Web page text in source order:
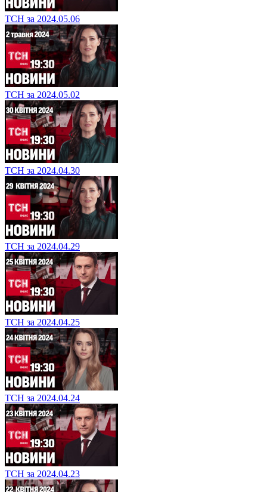
ТСН за 2024.05.06
ТСН за 2024.05.02
ТСН за 2024.04.30
ТСН за 2024.04.29
ТСН за 2024.04.25
ТСН за 2024.04.24
ТСН за 2024.04.23